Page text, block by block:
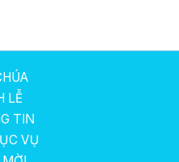
LỄ
TIN
VỤ